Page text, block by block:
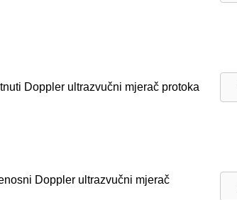
Doppler ultrazvučni mjerač protoka
Doppler ultrazvučni mjerač